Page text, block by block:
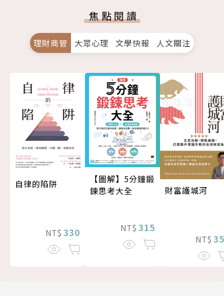
焦點閱讀
理財商管 大眾心理 文學快報 人文關注
自律的陷阱
NT$ 330
【圖解】5分鐘鍛
鍊思考大全
NT$ 315
財富護城河
NT$